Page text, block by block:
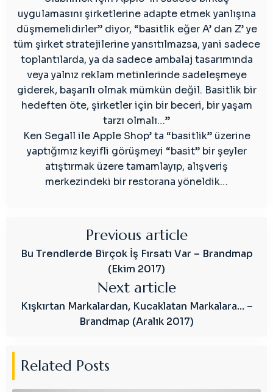
uygulamasını şirketlerine adapte etmek yanlışına
düşmemelidirler” diyor, “basitlik eğer A’ dan Z’ ye
tüm şirket stratejilerine yansıtılmazsa, yani sadece
toplantılarda, ya da sadece ambalaj tasarımında
veya yalnız reklam metinlerinde sadeleşmeye
giderek, başarılı olmak mümkün değil. Basitlik bir
hedeften öte, şirketler için bir beceri, bir yaşam
tarzı olmalı…”
Ken Segall ile Apple Shop’ ta “basitlik” üzerine
yaptığımız keyifli görüşmeyi “basit” bir şeyler
atıştırmak üzere tamamlayıp, alışveriş
merkezindeki bir restorana yöneldik…
Previous article
Bu Trendlerde Birçok İş Fırsatı Var – Brandmap
(Ekim 2017)
Next article
Kışkırtan Markalardan, Kucaklatan Markalara… –
Brandmap (Aralık 2017)
Related Posts